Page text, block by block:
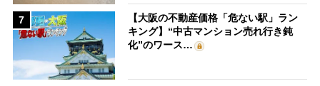
7
【大阪の不動産価格「危ない駅」ラン
キング】“中古マンション売れ行き鈍
化”のワース…